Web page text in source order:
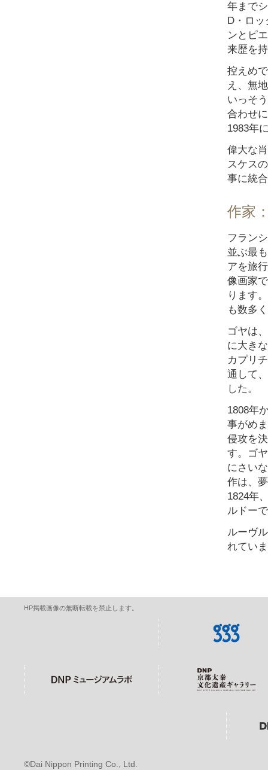
年まで
D・ロ
ンとピ
来歴を
控えめ
え、無
いっそ
合わせ
1983年
偉大な
スケス
事に統
作家
フラン
並ぶ最
アを旅
像画家
ります
も数多
ゴヤは
に大き
カプリ
通して
した。
1808年
事がめ
侵攻を
す。ゴ
にさい
作は、
1824年
ルドー
ルーヴ
れてい
HP掲載画像の無断転載を禁止します。
©Dai Nippon Printing Co., Ltd.